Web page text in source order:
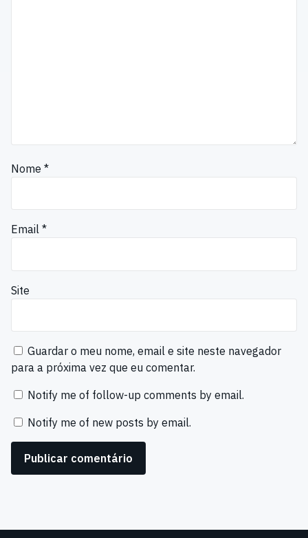
Nome *
Email *
Site
Guardar o meu nome, email e site neste navegador
para a próxima vez que eu comentar.
Notify me of follow-up comments by email.
Notify me of new posts by email.